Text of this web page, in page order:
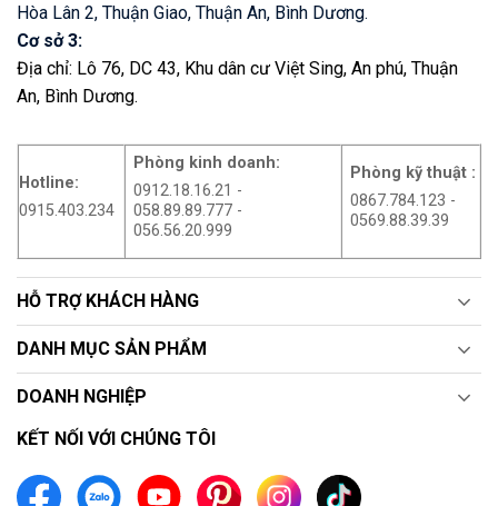
Hòa Lân 2, Thuận Giao, Thuận An, Bình Dương.
Cơ sở 3:
Địa chỉ: Lô 76, DC 43, Khu dân cư Việt Sing, An phú, Thuận
An, Bình Dương.
Hotline:
0915.403.234
Phòng kinh doanh:
0912.18.16.21 -
058.89.89.777 -
056.56.20.999
Phòng kỹ thuật :
0867.784.123 -
0569.88.39.39
HỖ TRỢ KHÁCH HÀNG
DANH MỤC SẢN PHẨM
DOANH NGHIỆP
KẾT NỐI VỚI CHÚNG TÔI